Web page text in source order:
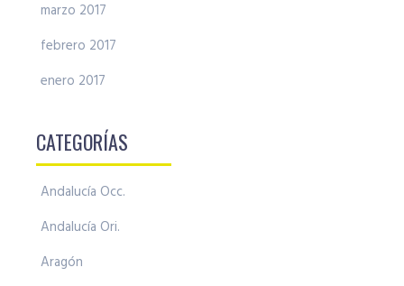
marzo 2017
febrero 2017
enero 2017
CATEGORÍAS
Andalucía Occ.
Andalucía Ori.
Aragón